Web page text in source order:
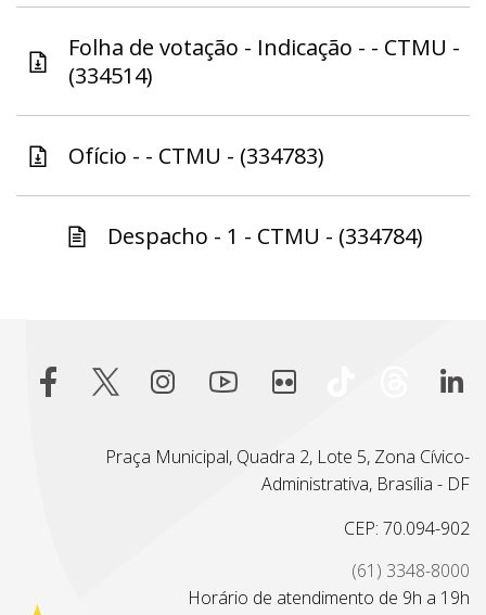
Folha de votação - Indicação - - CTMU -
(334514)
Ofício - - CTMU - (334783)
Despacho - 1 - CTMU - (334784)
Praça Municipal, Quadra 2, Lote 5, Zona Cívico-
Administrativa, Brasília - DF
CEP: 70.094-902
(61) 3348-8000
Horário de atendimento de 9h a 19h